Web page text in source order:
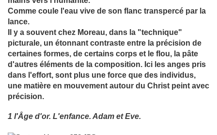
Comme coule l'eau vive de son flanc transpercé par la
lance.
Il y a souvent chez Moreau, dans la "technique"
picturale, un étonnant contraste entre la précision de
certaines formes, de certains corps et le flou, la pâte
d'autres éléments de la composition. Ici les anges pris
dans l'effort, sont plus une force que des individus,
une matière en mouvement autour du Christ peint avec
précision.
1 l'Âge d'or. L'enfance. Adam et Eve.